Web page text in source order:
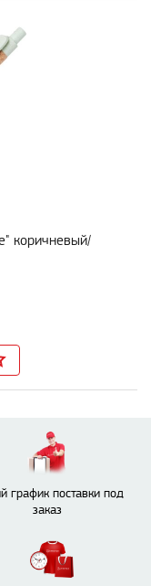
коричневый/
график поставки под
заказ